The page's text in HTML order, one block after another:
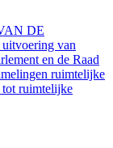
DE
van
en de Raad
ruimtelijke
tot ruimtelijke